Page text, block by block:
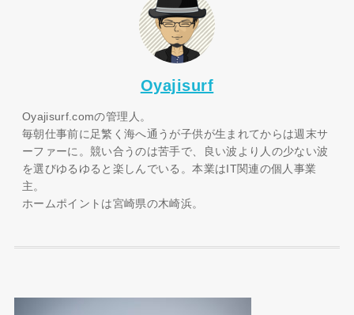
Oyajisurf
Oyajisurf.comの管理人。
毎朝仕事前に足繁く海へ通うが子供が生まれてからは週末サ
ーファーに。競い合うのは苦手で、良い波より人の少ない波
を選びゆるゆると楽しんでいる。本業はIT関連の個人事業
主。
ホームポイントは宮崎県の木崎浜。